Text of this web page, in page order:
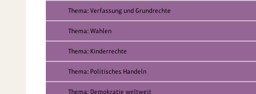
Thema: Verfassung und Grundrechte
Thema: Wahlen
Thema: Kinderrechte
Thema: Politisches Handeln
Thema: Demokratie weltweit